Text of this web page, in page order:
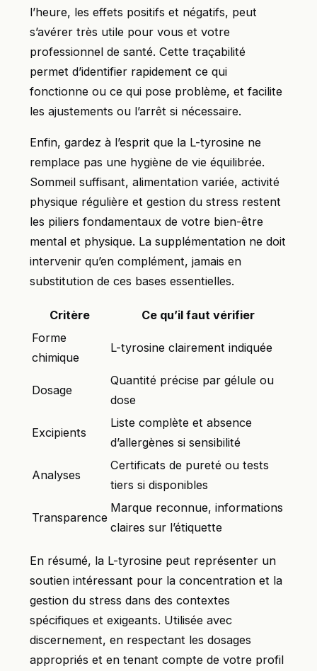
l’heure, les effets positifs et négatifs, peut
s’avérer très utile pour vous et votre
professionnel de santé. Cette traçabilité
permet d’identifier rapidement ce qui
fonctionne ou ce qui pose problème, et facilite
les ajustements ou l’arrêt si nécessaire.
Enfin, gardez à l’esprit que la L-tyrosine ne
remplace pas une hygiène de vie équilibrée.
Sommeil suffisant, alimentation variée, activité
physique régulière et gestion du stress restent
les piliers fondamentaux de votre bien-être
mental et physique. La supplémentation ne doit
intervenir qu’en complément, jamais en
substitution de ces bases essentielles.
Critère
Ce qu’il faut vérifier
Forme
chimique
L-tyrosine clairement indiquée
Dosage
Quantité précise par gélule ou
dose
Excipients
Liste complète et absence
d’allergènes si sensibilité
Analyses
Certificats de pureté ou tests
tiers si disponibles
Transparence
Marque reconnue, informations
claires sur l’étiquette
En résumé, la L-tyrosine peut représenter un
soutien intéressant pour la concentration et la
gestion du stress dans des contextes
spécifiques et exigeants. Utilisée avec
discernement, en respectant les dosages
appropriés et en tenant compte de votre profil